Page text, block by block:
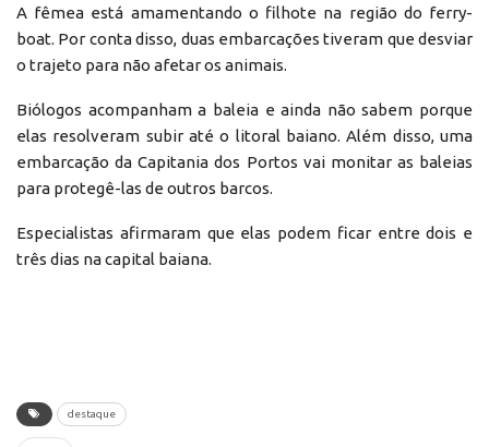
A fêmea está amamentando o filhote na região do ferry-
boat. Por conta disso, duas embarcações tiveram que desviar
o trajeto para não afetar os animais.
Biólogos acompanham a baleia e ainda não sabem porque
elas resolveram subir até o litoral baiano. Além disso, uma
embarcação da Capitania dos Portos vai monitar as baleias
para protegê-las de outros barcos.
Especialistas afirmaram que elas podem ficar entre dois e
três dias na capital baiana.
destaque